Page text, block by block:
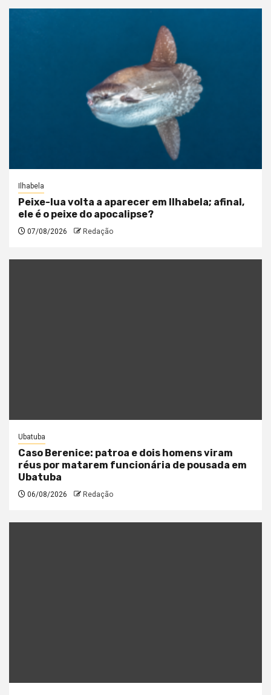
Ilhabela
Peixe-lua volta a aparecer em Ilhabela; afinal,
ele é o peixe do apocalipse?
07/08/2026 Redação
Ubatuba
Caso Berenice: patroa e dois homens viram
réus por matarem funcionária de pousada em
Ubatuba
06/08/2026 Redação